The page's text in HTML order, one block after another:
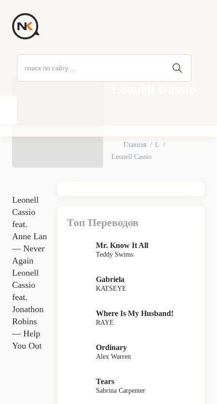
Главная
L
Leonell Cassio
Leonell
Cassio
feat.
Anne Lan
— Never
Again
Leonell
Cassio
feat.
Jonathon
Robins
— Help
You Out
Топ Переводов
Mr. Know It All
Teddy Swims
Gabriela
KATSEYE
Where Is My Husband!
RAYE
Ordinary
Alex Warren
Tears
Sabrina Carpenter